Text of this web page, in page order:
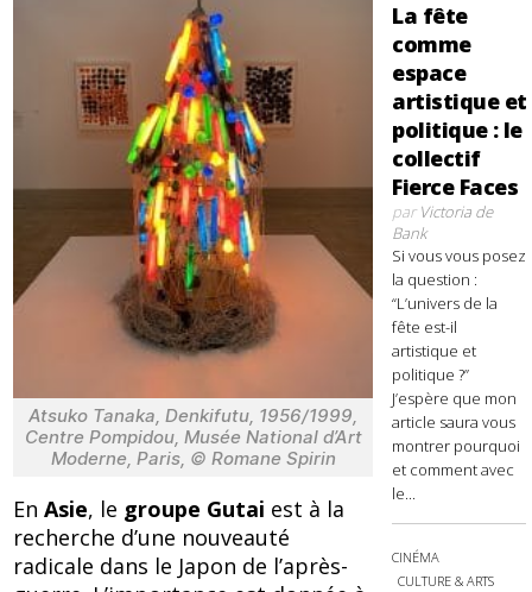
Atsuko Tanaka, Denkifutu, 1956/1999,
Centre Pompidou, Musée National d’Art
Moderne, Paris, © Romane Spirin
EnAsie, le groupe Gutai est à la
recherche d’une nouveauté
radicale dans le Japon de l’après-
La fête
comme
espace
artistique et
politique : le
collectif
Fierce Faces
parVictoria de
Bank
Si vous vous posez
la question :
“L’univers de la
fête est-il
artistique et
politique ?”
J’espère que mon
article saura vous
montrer pourquoi
et comment avec
le...
CINÉMA
CULTURE & ARTS